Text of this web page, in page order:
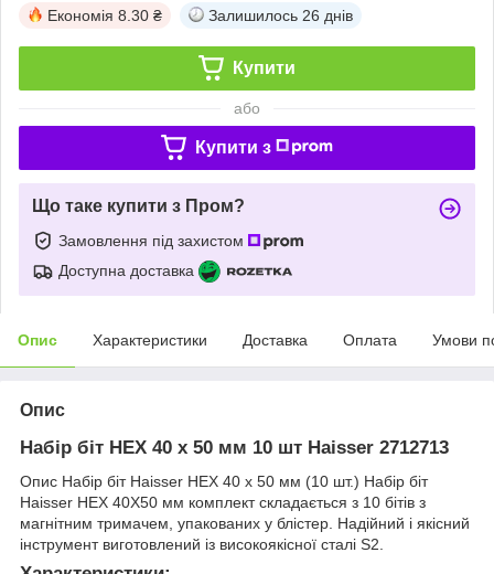
Економія 8.30 ₴ Залишилось 26 днів
Купити
або
Купити з
Що таке купити з Пром?
Замовлення під захистом
Доступна доставка
Опис Характеристики Доставка Оплата Умови
Опис
Набір біт HEX 40 х 50 мм 10 шт Haisser 2712713
Опис Набір біт Haisser HEX 40 х 50 мм (10 шт.) Набір біт
Haisser HEX 40X50 мм комплект складається з 10 бітів з
магнітним тримачем, упакованих у блістер. Надійний і якісний
інструмент виготовлений із високоякісної сталі S2.